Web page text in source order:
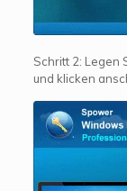
Schritt 2: Legen
und klicken